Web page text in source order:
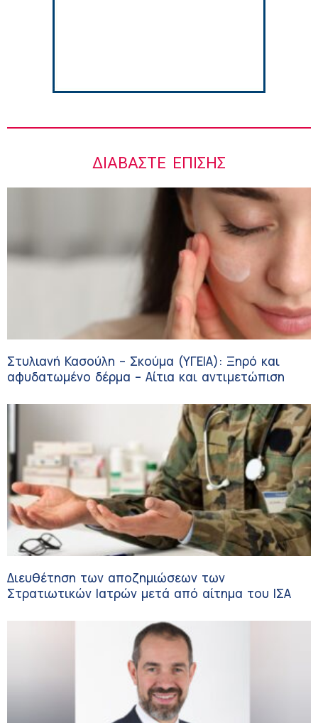
ΔΙΑΒΆΣΤΕ ΕΠΊΣΗΣ
Στυλιανή Κασούλη – Σκούμα (ΥΓΕΙΑ): Ξηρό και
αφυδατωμένο δέρμα – Αίτια και αντιμετώπιση
Διευθέτηση των αποζημιώσεων των
Στρατιωτικών Ιατρών μετά από αίτημα του ΙΣΑ